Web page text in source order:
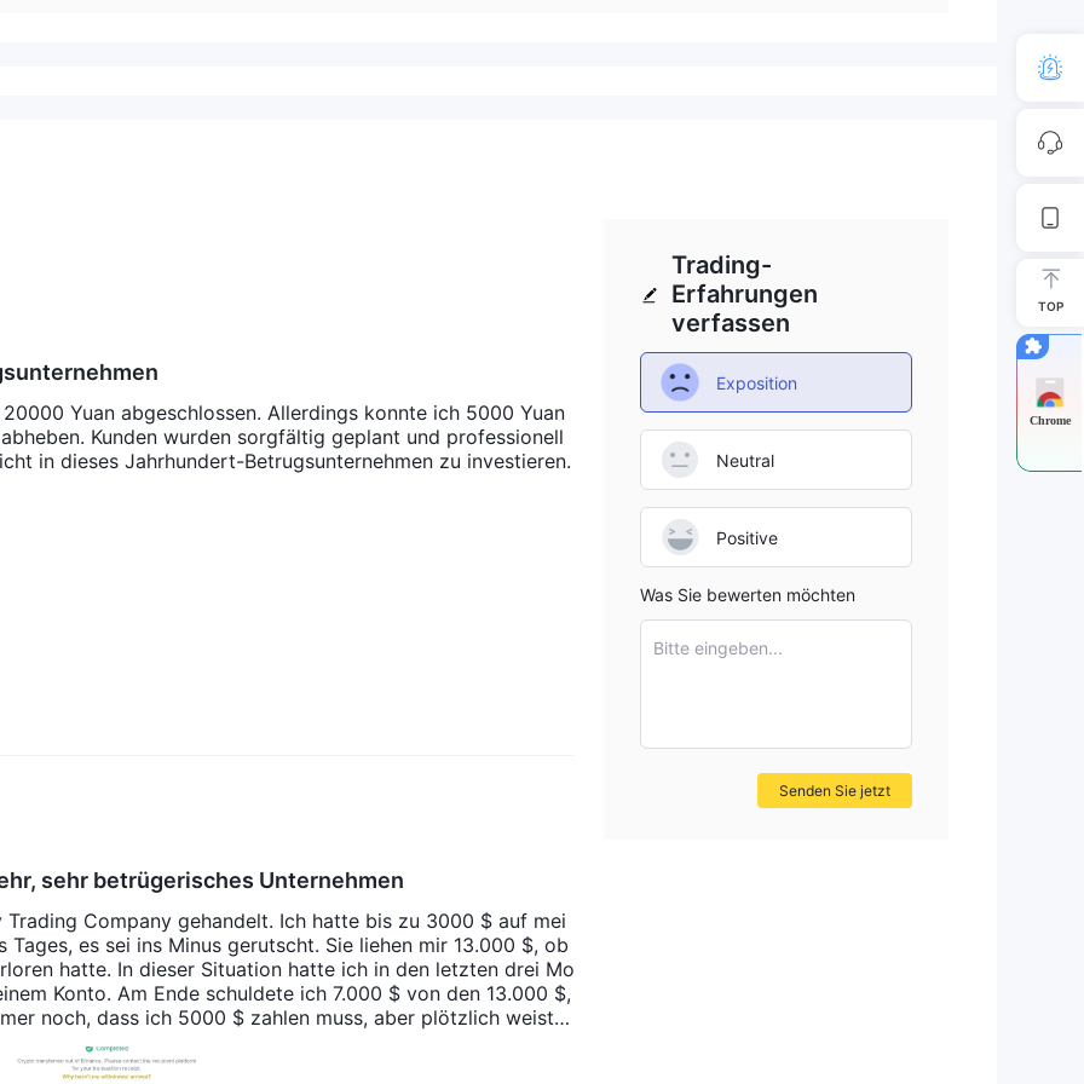
Yuan abgeschlossen. Allerdings konnte ich 5000 Yuan
Kunden wurden sorgfältig geplant und professionell
in dieses Jahrhundert-Betrugsunternehmen zu investieren.
sehr betrügerisches Unternehmen
Company gehandelt. Ich hatte bis zu 3000 $ auf mei
es sei ins Minus gerutscht. Sie liehen mir 13.000 $, ob
hatte. In dieser Situation hatte ich in den letzten drei Mo
Konto. Am Ende schuldete ich 7.000 $ von den 13.000 $,
noch, dass ich 5000 $ zahlen muss, aber plötzlich weist
$ auf und ist seit drei Tagen im Minus.
Trading-
Erfahrungen
verfassen
Exposition
Neutral
Positive
Was Sie bewerten möchten
Bitte eingeben...
Senden Sie jetzt
TOP
Chrome